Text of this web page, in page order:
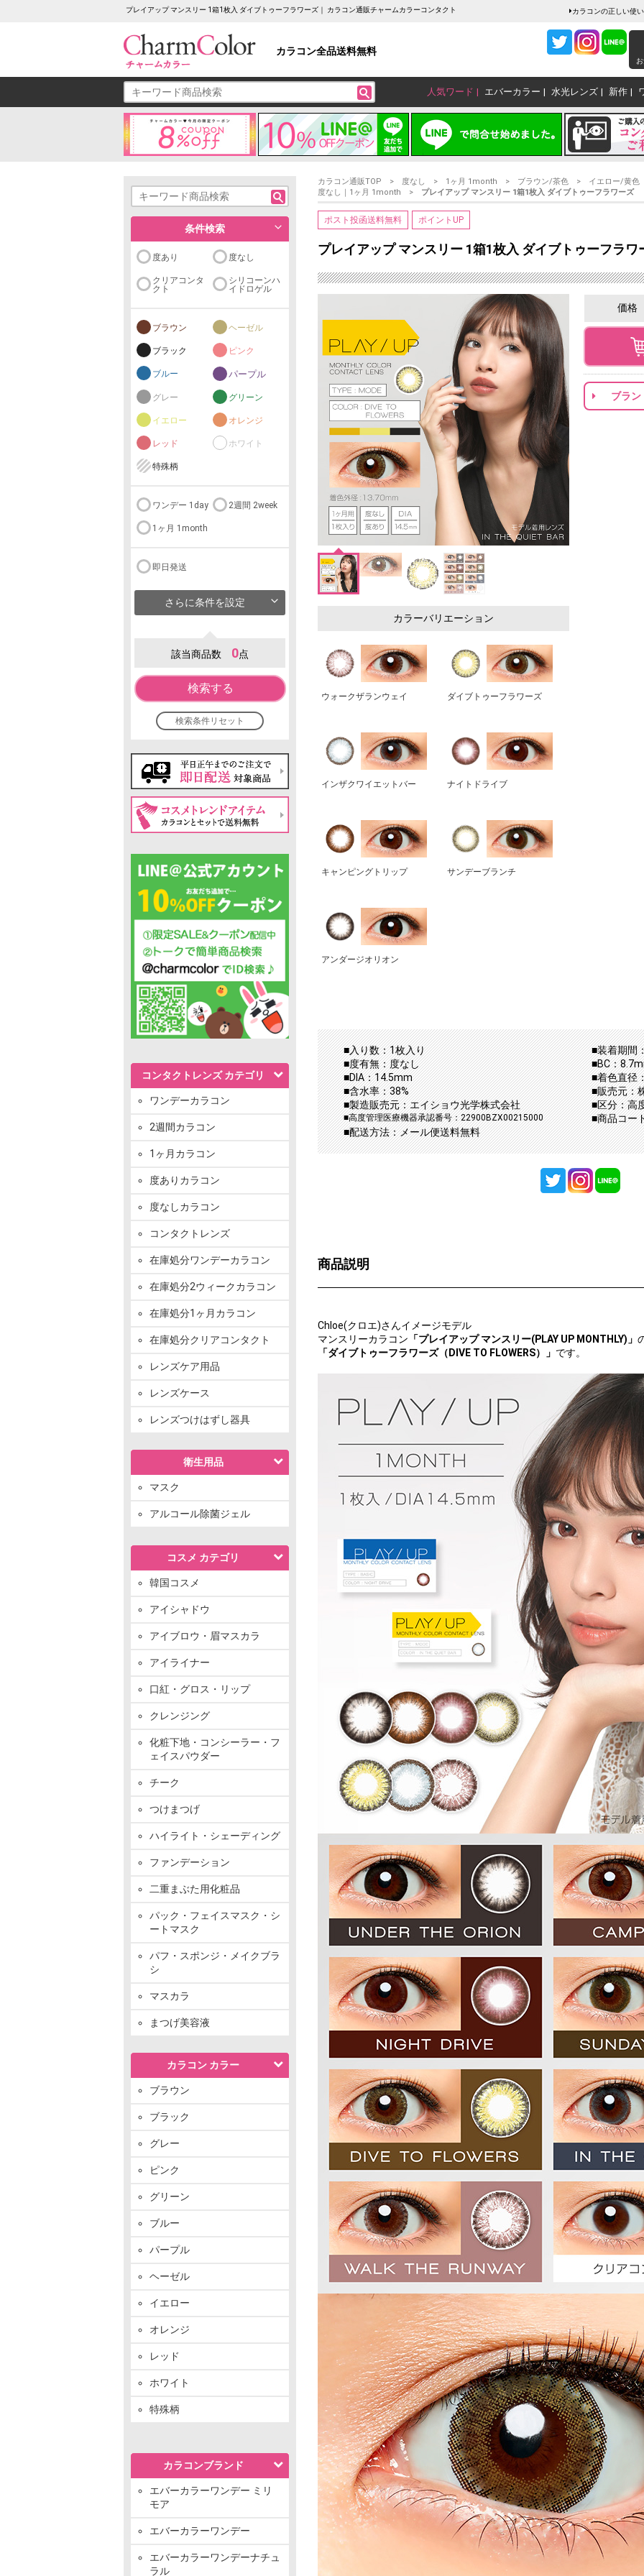
プレイアップ マンスリー 1箱1枚入 ダイブトゥーフラワーズ｜ カラコン通販チャームカラーコンタクト カラコンの正しい使
カラコン全品送料無料
人気ワード エバーカラー 水光レンズ 新作
条件検索
度あり 度なし
クリアコンタ
クト
シリコーンハ
イドロゲル
ブラウン ヘーゼル
ブラック ピンク
ブルー パープル
グレー グリーン
イエロー オレンジ
レッド ホワイト
特殊柄
ワンデー 1day 2週間 2week
1ヶ月 1month
即日発送
さらに条件を設定
該当商品数 0点
検索する
検索条件リセット
コンタクトレンズ カテゴリ
ワンデーカラコン
2週間カラコン
1ヶ月カラコン
度ありカラコン
度なしカラコン
コンタクトレンズ
在庫処分ワンデーカラコン
在庫処分2ウィークカラコン
在庫処分1ヶ月カラコン
在庫処分クリアコンタクト
レンズケア用品
レンズケース
レンズつけはずし器具
衛生用品
マスク
アルコール除菌ジェル
コスメ カテゴリ
韓国コスメ
アイシャドウ
アイブロウ・眉マスカラ
アイライナー
口紅・グロス・リップ
クレンジング
化粧下地・コンシーラー・フ
ェイスパウダー
チーク
つけまつげ
ハイライト・シェーディング
ファンデーション
二重まぶた用化粧品
パック・フェイスマスク・シ
ートマスク
パフ・スポンジ・メイクブラ
シ
マスカラ
まつげ美容液
カラコン カラー
ブラウン
ブラック
グレー
ピンク
グリーン
ブルー
パープル
ヘーゼル
イエロー
オレンジ
レッド
ホワイト
特殊柄
カラコンブランド
エバーカラーワンデー ミリ
モア
エバーカラーワンデー
エバーカラーワンデーナチュ
ラル
カラコン通販TOP 度なし 1ヶ月 1month ブラウン/茶色
イエロー/黄色
度なし｜1ヶ月 1month
プレイアップ マンスリー 1箱1枚入 ダイブトゥーフラワーズ
ポスト投函送料無料 ポイントUP
プレイアップ マンスリー 1箱1枚入 ダイブトゥーフラワ
カラーバリエーション
ウォークザランウェイ ダイブトゥーフラワーズ
インザクワイエットバー ナイトドライブ
キャンピングトリップ サンデーブランチ
アンダージオリオン
価格
ブラン
■入り数：1枚入り
■装着期間
■度有無：度なし
■BC：
■DIA：14.5mm
■着色直径
■含水率：38%
■販売元：
■製造販売元：エイショウ光学株式会社
■区分：高
■高度管理医療機器承認番号：22900BZX00215000
■商品コー
■配送方法：メール便送料無料
商品説明
Chloe(クロエ)さんイメージモデル
マンスリーカラコン 「プレイアップ マンスリー(PLAY UP MONTHLY)」
「ダイブトゥーフラワーズ（DIVE TO FLOWERS）」 です。